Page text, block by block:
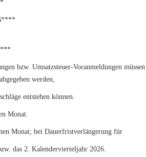
****
bzw. Umsatzsteuer-Voranmeldungen müssen
werden,
entstehen können.
Monat.
Monat; bei Dauerfristverlängerung für
das 2. Kalendervierteljahr 2026.